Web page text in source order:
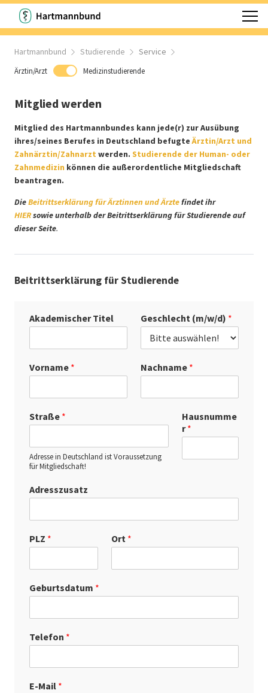
Hartmannbund Studierende Service
Ärztin/Arzt Medizinstudierende
Mitglied werden
Mitglied des Hartmannbundes kann jede(r) zur Ausübung
ihres/seines Berufes in Deutschland befugte Ärztin/Arzt und
Zahnärztin/Zahnarzt werden. Studierende der Human- oder
Zahnmedizin können die außerordentliche Mitgliedschaft
beantragen.
DieBeitrittserklärung für Ärztinnen und Ärztefindet ihr
HIERsowie unterhalb der Beitrittserklärung für Studierende auf
dieser Seite.
Beitrittserklärung für Studierende
Akademischer Titel Geschlecht (m/w/d) *
Vorname * Nachname *
Straße *
Adresse in Deutschland ist Voraussetzung
für Mitgliedschaft!
Hausnumme
r*
Adresszusatz
PLZ * Ort *
Geburtsdatum *
Telefon *
E-Mail *